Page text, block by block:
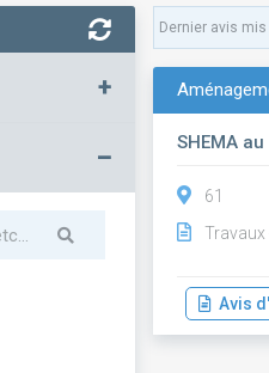
+
–
SHEMA
61
Travaux
Avis